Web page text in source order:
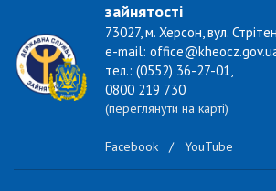
зайнятості
73027, м. Херсон, вул.
e-mail:
тел.: (0552) 36-27-01,
0800 219 730
(переглянути на карті)
Facebook / YouTube